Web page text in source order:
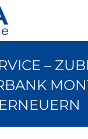
–
ERNEUERN